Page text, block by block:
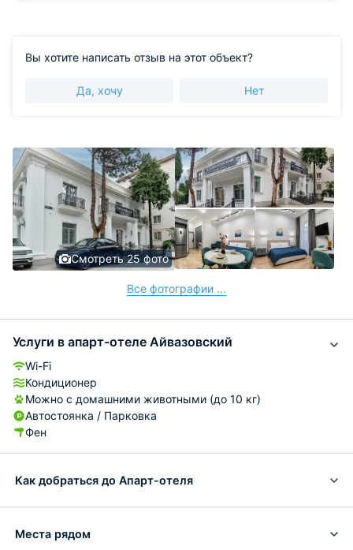
Вы хотите написать отзыв на этот объект?
Да, хочу Нет
Смотреть 25 фото
Все фотографии ...
Услуги в апарт-отеле Айвазовский
Wi-Fi
Кондиционер
Можно с домашними животными (до 10 кг)
Автостоянка / Парковка
Фен
Как добраться до Апарт-отеля
Места рядом